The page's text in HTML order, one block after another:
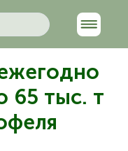
65 тыс. т